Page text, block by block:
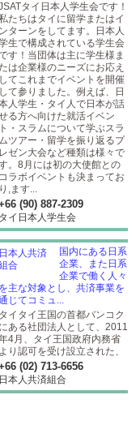
タイ日本人学生会です！
たちはタイに留学またはイ
ンターンをしてます。日本人
生で構成されている学生会
す！当団体は主に学生様ま
たは企業様のニーズにお応え
してこれまでイベントを開催
して参りました。例えば、日
人学生・タイ人で日本が話
る方へ向けた就活イベン
ト・スラムについて学ぶスラ
ツアー・留学を振り返るプ
レゼン大会など種類は様々で
。8月には初の大使館との
コラボイベントも決まってお
り,ます...
(90) 887-2309
タイ日本人学生会
国内にある日系
企業、また日系
企業で働く人々
を主な対象とし、共済事業を
じてコミュ...
タイタイ王国の首都バンコク
にある社団法人として、2011
4月、タイ王国政府内務省
より認可を受け設立された、
(02) 713-6656
日本人共済組合